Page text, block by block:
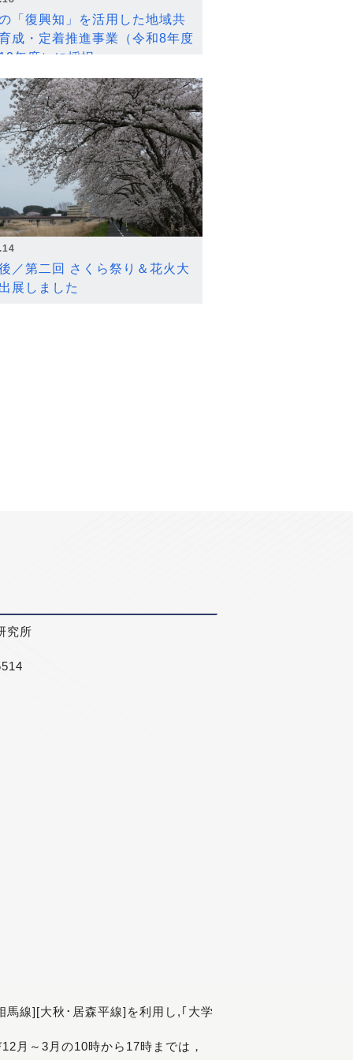
「復興知」を活用した地域共
成・定着推進事業（令和8年度
年度）に採択
／第二回 さくら祭り＆花火大
展しました
究所
線][大秋･居森平線]を利用し,｢大学
月～3月の10時から17時までは，